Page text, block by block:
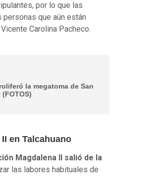
por lo que las
que aún están
Carolina Pacheco.
la megatoma de San
en Talcahuano
Magdalena II salió de la
las labores habituales de